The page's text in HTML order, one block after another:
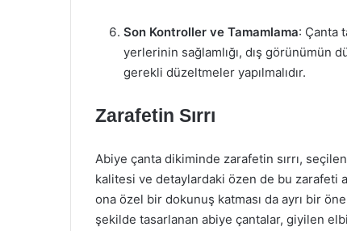
Son Kontroller ve Tamamlama: Çanta
yerlerinin sağlamlığı, dış görünümün
gerekli düzeltmeler yapılmalıdır.
Zarafetin Sırrı
Abiye çanta dikiminde zarafetin sırrı,
kalitesi ve detaylardaki özen de bu zarafeti
ona özel bir dokunuş katması da ayrı bir
şekilde tasarlanan abiye çantalar, giyilen